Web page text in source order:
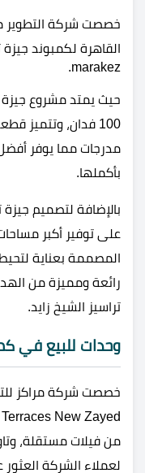
خصصت شركة التطوير
marakez.
حيث يمتد مشروع
100 فدان، وتتميز
مدرجات مما يوفر
بأكملها.
على توفير أكبر
المصممة بعناية
رائعة ومميزة من
تراسيز الشيخ زايد.
وحدات للبيع في
من فيلات مستقلة،
لعملاء الشركة